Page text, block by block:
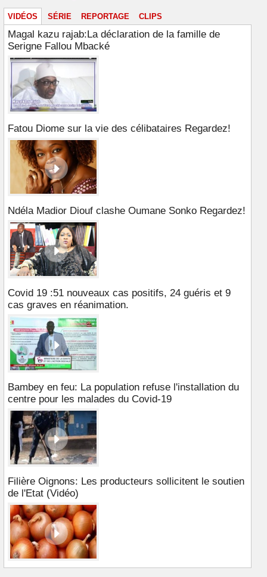
VIDÉOS SÉRIE REPORTAGE CLIPS
Magal kazu rajab:La déclaration de la famille de
Serigne Fallou Mbacké
Fatou Diome sur la vie des célibataires Regardez!
Ndéla Madior Diouf clashe Oumane Sonko Regardez!
Covid 19 :51 nouveaux cas positifs, 24 guéris et 9
cas graves en réanimation.
Bambey en feu: La population refuse l'installation du
centre pour les malades du Covid-19
Filière Oignons: Les producteurs sollicitent le soutien
de l'Etat (Vidéo)